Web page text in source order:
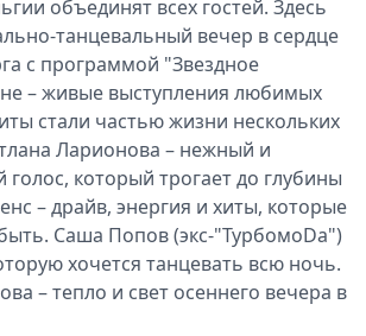
объединят всех гостей. Здесь
танцевальный вечер в сердце
с программой "Звездное
– живые выступления любимых
стали частью жизни нескольких
Ларионова – нежный и
который трогает до глубины
– драйв, энергия и хиты, которые
Саша Попов (экс-"ТурбомоDa")
хочется танцевать всю ночь.
– тепло и свет осеннего вечера в